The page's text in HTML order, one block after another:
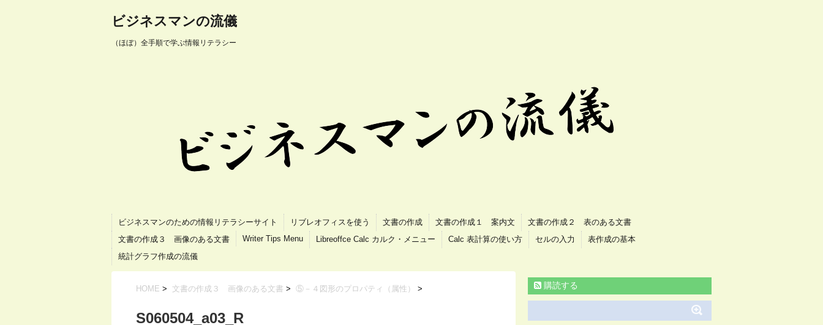
ビジネスマンの流儀
（ほぼ）全手順で学ぶ情報リテラシー
ビジネスマンのための情報リテラシーサイト リブレオフィスを使う 文書の作成 文書の作成１ 案内文
文書の作成２ 表のある文書
文書の作成３ 画像のある文書
Writer Tips Menu Libreoffce Calc カルク・メニュー Calc 表計算の使い方 セルの入力
表作成の基本
統計グラフ作成の流儀
HOME > 文書の作成３ 画像のある文書 > ⑤－４図形のプロパティ（属性） >
S060504_a03_R
購読する